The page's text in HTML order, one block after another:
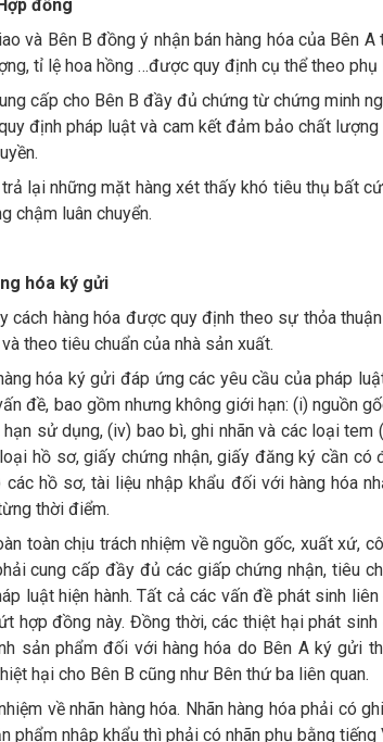
đồng
và Bên B đồng ý nhận bán hàng hóa của Bên
tỉ lệ hoa hồng …được quy định cụ thể theo
cấp cho Bên B đầy đủ chứng từ chứng minh
định pháp luật và cam kết đảm bảo chất
lại những mặt hàng xét thấy khó tiêu thụ bất
chậm luân chuyển.
hóa ký gửi
cách hàng hóa được quy định theo sự thỏa
theo tiêu chuẩn của nhà sản xuất.
hóa ký gửi đáp ứng các yêu cầu của pháp
đề, bao gồm nhưng không giới hạn: (i) nguồn
sử dụng, (iv) bao bì, ghi nhãn và các loại tem
hồ sơ, giấy chứng nhận, giấy đăng ký cần có
hồ sơ, tài liệu nhập khẩu đối với hàng hóa
thời điểm.
toàn chịu trách nhiệm về nguồn gốc, xuất xứ,
cung cấp đầy đủ các giấp chứng nhận, tiêu
luật hiện hành. Tất cả các vấn đề phát sinh
hợp đồng này. Đồng thời, các thiệt hại phát
sản phẩm đối với hàng hóa do Bên A ký gửi
hại cho Bên B cũng như Bên thứ ba liên quan.
về nhãn hàng hóa. Nhãn hàng hóa phải có
phẩm nhập khẩu thì phải có nhãn phụ bằng